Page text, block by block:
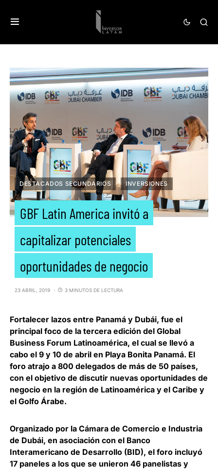
DESTACADOS SECUNDARIOS INVERSIONES
GBF Latin America invitó a
capitalizar potenciales
oportunidades de negocio
23 ABRIL, 2019 3 MINUTOS DE LECTURA
Fortalecer lazos entre Panamá y Dubái, fue el
principal foco de la tercera edición del Global
Business Forum Latinoamérica, el cual se llevó a
cabo el 9 y 10 de abril en Playa Bonita Panamá. El
foro atrajo a 800 delegados de más de 50 países,
con el objetivo de discutir nuevas oportunidades de
negocio en la región de Latinoamérica y el Caribe y
el Golfo Árabe.
Organizado por la Cámara de Comercio e Industria
de Dubái, en asociación con el Banco
Interamericano de Desarrollo (BID), el foro incluyó
17 paneles a los que se unieron 46 panelistas y